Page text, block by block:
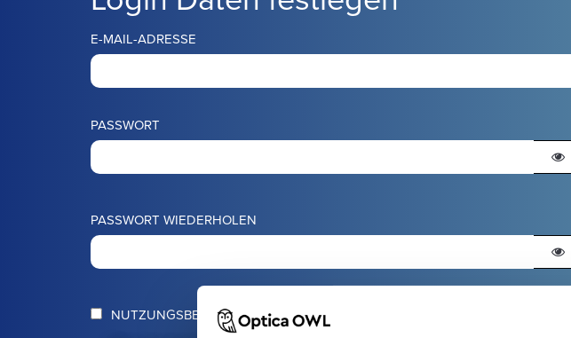
E-MAIL-ADRESSE
PASSWORT
PASSWORT WIEDERHOLEN
NUTZUNGSBEDINGUNGEN ZUSTIMMEN